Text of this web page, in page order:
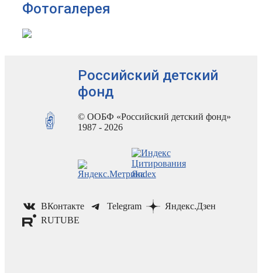
Фотогалерея
Российский детский
фонд
© ООБФ «Российский детский фонд»
1987 - 2026
ВКонтакте Telegram
Яндекс.Дзен
RUTUBE